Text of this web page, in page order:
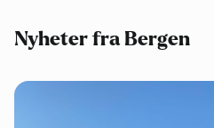
Nyheter fra Bergen